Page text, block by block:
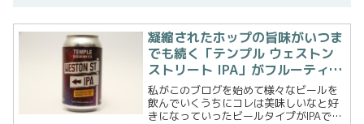
凝縮されたホップの旨味がいつま
でも続く「テンプル ウェストン
ストリート IPA」がフルーティで
抜群の美味さ
私がこのブログを始めて様々なビールを
飲んでいくうちにコレは美味しいなと好
きになっていったビールタイプがIPAで、